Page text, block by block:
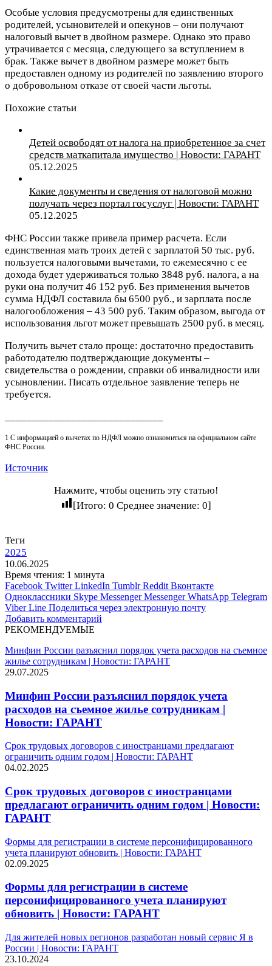
Особые условия предусмотрены для единственных
родителей, усыновителей и опекунов – они получают
налоговый вычет в двойном размере. Однако это право
утрачивается с месяца, следующего за вступлением в
брак. Также вычет в двойном размере может быть
предоставлен одному из родителей по заявлению второго
о добровольном отказе от своей части льготы.
Похожие статьи
Детей освободят от налога на приобретенное за счет
средств маткапитала имущество | Новости: ГАРАНТ
05.12.2025
Какие документы и сведения от налоговой можно
получать через портал госуслуг | Новости: ГАРАНТ
05.12.2025
ФНС России также привела пример расчета. Если
единственная мать троих детей с зарплатой 50 тыс. руб.
пользуется налоговыми вычетами, то ежемесячно с ее
дохода будет удерживаться только 3848 руб. налога, а на
руки она получит 46 152 руб. Без применения вычетов
сумма НДФЛ составила бы 6500 руб., и зарплата после
налогообложения – 43 500 руб. Таким образом, выгода от
использования льгот может превышать 2500 руб. в месяц.
Получить вычет стало проще: достаточно предоставить
работодателю подтверждающие документы –
свидетельства о рождении, справки об инвалидности или
усыновлении. Писать отдельное заявление теперь не
требуется.
1 С информацией о вычетах по НДФЛ можно ознакомиться на официальном сайте
ФНС России.
Источник
Нажмите, чтобы оценить эту статью!
[Итого: 0 Среднее значение: 0]
Теги
2025
10.06.2025
Время чтения: 1 минута
Facebook Twitter LinkedIn Tumblr Reddit Вконтакте
Одноклассники Skype Messenger Messenger WhatsApp Telegram
Viber Line Поделиться через электронную почту
Добавить комментарий
РЕКОМЕНДУЕМЫЕ
Минфин России разъяснил порядок учета расходов на съемное
жилье сотрудникам | Новости: ГАРАНТ
29.07.2025
Минфин России разъяснил порядок учета
расходов на съемное жилье сотрудникам |
Новости: ГАРАНТ
Срок трудовых договоров с иностранцами предлагают
ограничить одним годом | Новости: ГАРАНТ
04.02.2025
Срок трудовых договоров с иностранцами
предлагают ограничить одним годом | Новости:
ГАРАНТ
Формы для регистрации в системе персонифицированного
учета планируют обновить | Новости: ГАРАНТ
02.09.2025
Формы для регистрации в системе
персонифицированного учета планируют
обновить | Новости: ГАРАНТ
Для жителей новых регионов разработан новый сервис Я в
России | Новости: ГАРАНТ
23.10.2024